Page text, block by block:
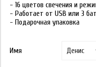
- 16 цветов свечения и
- Работает от USB или 3
- Подарочная упаковка
Имя